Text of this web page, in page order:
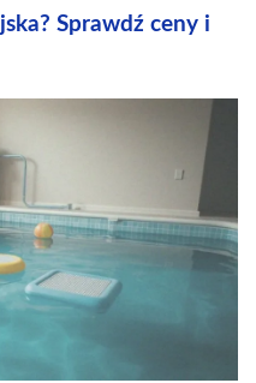
Sprawdź ceny i